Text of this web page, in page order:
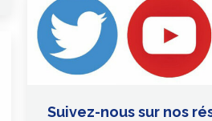
Suivez-nous sur nos